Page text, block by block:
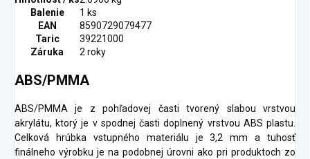
Balenie
1 ks
EAN
8590729079477
Taric
39221000
Záruka
2 roky
ABS/PMMA
ABS/PMMA je z pohľadovej časti tvorený slabou vrstvou
akrylátu, ktorý je v spodnej časti doplnený vrstvou ABS plastu.
Celková hrúbka vstupného materiálu je 3,2 mm a tuhosť
finálneho výrobku je na podobnej úrovni ako pri produktoch zo